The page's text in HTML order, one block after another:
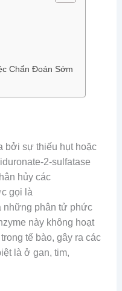
Chẩn Đoán Sớm
bởi sự thiếu hụt hoặc
2-sulfatase
hủy các
gọi là
những phân tử phức
này không hoạt
tế bào, gây ra các
là ở gan, tim,